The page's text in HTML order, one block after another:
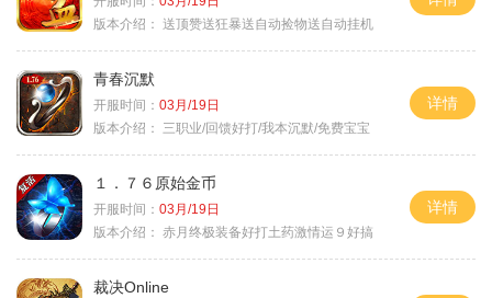
版本介绍： 送顶赞送狂暴送自动捡物送自动挂机
青春沉默
开服时间： 03月/19日
版本介绍：
三职业/回馈好打/我本沉默/免费宝宝
详情
１．７６原始金币
开服时间： 03月/19日
版本介绍： 赤月终极装备好打土药激情运９好搞
详情
裁决Online